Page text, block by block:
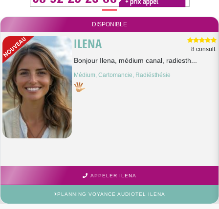
DISPONIBLE
ILENA 8 consult.
Bonjour Ilena, médium canal, radiesth...
Médium, Cartomancie, Radiésthésie
APPELER ILENA
PLANNING VOYANCE AUDIOTEL ILENA